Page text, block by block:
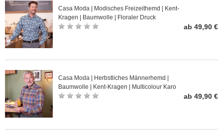
Casa Moda | Modisches Freizeithemd | Kent-
Kragen | Baumwolle | Floraler Druck
ab 49,90 €
Casa Moda | Herbstliches Männerhemd |
Baumwolle | Kent-Kragen | Multicolour Karo
ab 49,90 €